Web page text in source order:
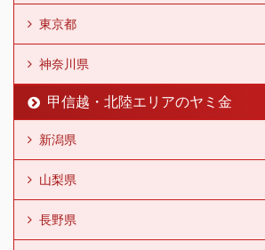
東京都
神奈川県
甲信越・北陸エリアのヤミ金
新潟県
山梨県
長野県